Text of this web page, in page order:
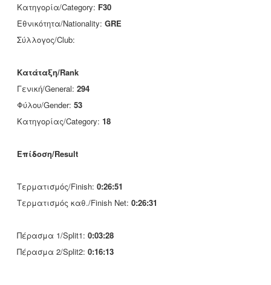
Κατηγορία/Category: F30
Εθνικότητα/Nationality: GRE
Σύλλογος/Club:
Κατάταξη/Rank
Γενική/General: 294
Φύλου/Gender: 53
Κατηγορίας/Category: 18
Επίδοση/Result
Τερματισμός/Finish: 0:26:51
Τερματισμός καθ./Finish Net: 0:26:31
Πέρασμα 1/Split1: 0:03:28
Πέρασμα 2/Split2: 0:16:13